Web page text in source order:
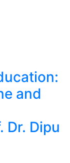
and
Dr. Dipu